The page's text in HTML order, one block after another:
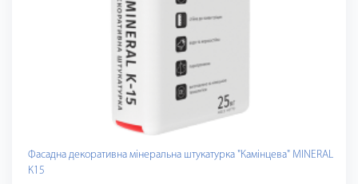
Фасадна декоративна мінеральна штукатурка "Камінцева" MINERAL
К15